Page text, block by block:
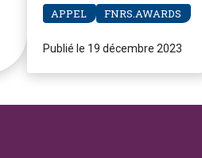
APPEL FNRS.AWARDS
Publié le 19 décembre 2023